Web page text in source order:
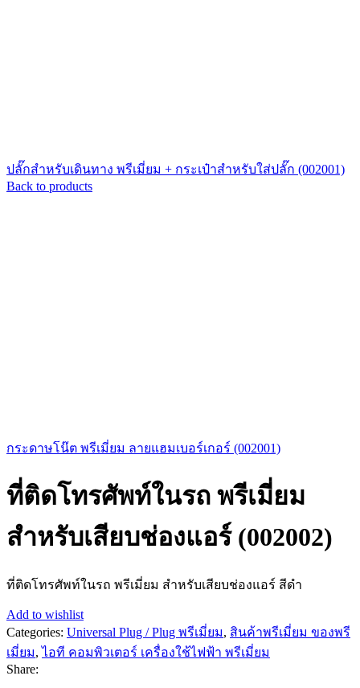
ปลั๊กสำหรับเดินทาง พรีเมี่ยม + กระเป๋าสำหรับใส่ปลั๊ก (002001)
Back to products
กระดาษโน๊ต พรีเมี่ยม ลายแฮมเบอร์เกอร์ (002001)
ที่ติดโทรศัพท์ในรถ พรีเมี่ยม
สำหรับเสียบช่องแอร์ (002002)
ที่ติดโทรศัพท์ในรถ พรีเมี่ยม สำหรับเสียบช่องแอร์ สีดำ
Add to wishlist
Categories: Universal Plug / Plug พรีเมี่ยม, สินค้าพรีเมี่ยม ของพรี
เมี่ยม, ไอที คอมพิวเตอร์ เครื่องใช้ไฟฟ้า พรีเมี่ยม
Share: